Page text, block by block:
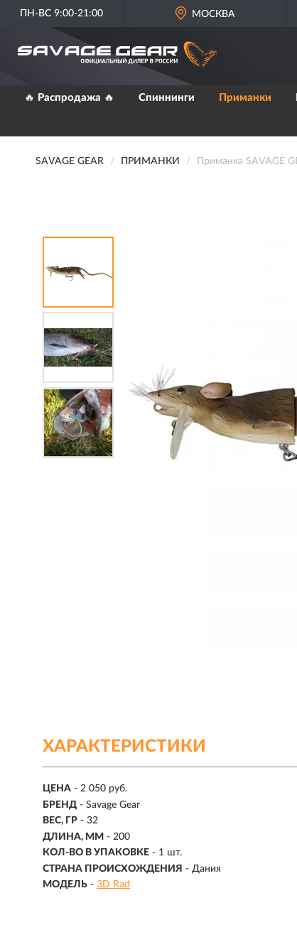
ПН-ВС 9:00-21:00 МОСКВА
🔥 Распродажа 🔥 Спиннинги Приманки
SAVAGE GEAR ПРИМАНКИ Приманка SAVAGE
ХАРАКТЕРИСТИКИ
ЦЕНА - 2 050 руб.
БРЕНД - Savage Gear
ВЕС, ГР - 32
ДЛИНА, ММ - 200
КОЛ-ВО В УПАКОВКЕ - 1 шт.
СТРАНА ПРОИСХОЖДЕНИЯ - Дания
МОДЕЛЬ - 3D Rad